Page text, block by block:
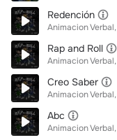
Redención
Animacion Verbal
Rap and Roll
Animacion Verbal
Creo Saber
Animacion Verbal
Abc
Animacion Verbal